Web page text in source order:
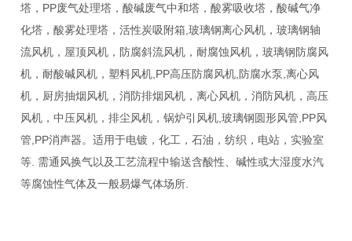
塔，PP废气处理塔，酸碱废气中和塔，酸雾吸收塔，酸碱气净
化塔，酸雾处理塔，活性炭吸附箱,玻璃钢离心风机，玻璃钢轴
流风机，屋顶风机，防腐斜流风机，耐腐蚀风机，玻璃钢防腐风
机，耐酸碱风机，塑料风机,PP高压防腐风机,防腐水泵,离心风
机，厨房抽烟风机，消防排烟风机，离心风机，消防风机，高压
风机，中压风机，排尘风机，锅炉引风机,玻璃钢圆形风管,PP风
管,PP消声器。适用于电镀，化工，石油，纺织，电站，实验室
等. 需通风换气以及工艺流程中输送含酸性、碱性或大湿度水汽
等腐蚀性气体及一般易爆气体场所.